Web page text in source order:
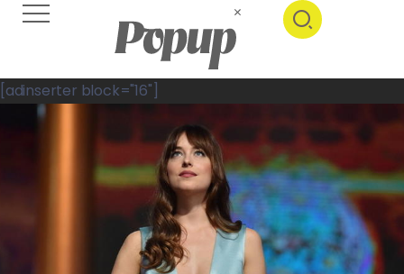
[adinserter block="16"]